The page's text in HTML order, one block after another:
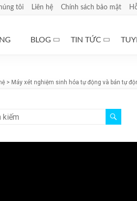
tôi Liên hệ Chính sách bảo mật
BLOG TIN TỨC
> Máy xét nghiệm sinh hóa tự động và bán tự